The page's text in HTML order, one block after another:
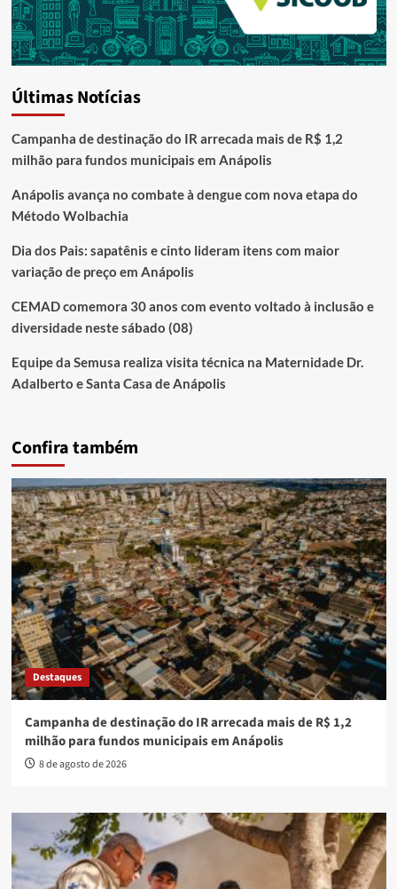
Últimas Notícias
Campanha de destinação do IR arrecada mais de R$ 1,2
milhão para fundos municipais em Anápolis
Anápolis avança no combate à dengue com nova etapa do
Método Wolbachia
Dia dos Pais: sapatênis e cinto lideram itens com maior
variação de preço em Anápolis
CEMAD comemora 30 anos com evento voltado à inclusão e
diversidade neste sábado (08)
Equipe da Semusa realiza visita técnica na Maternidade Dr.
Adalberto e Santa Casa de Anápolis
Confira também
Destaques
Campanha de destinação do IR arrecada mais de R$ 1,2
milhão para fundos municipais em Anápolis
8 de agosto de 2026